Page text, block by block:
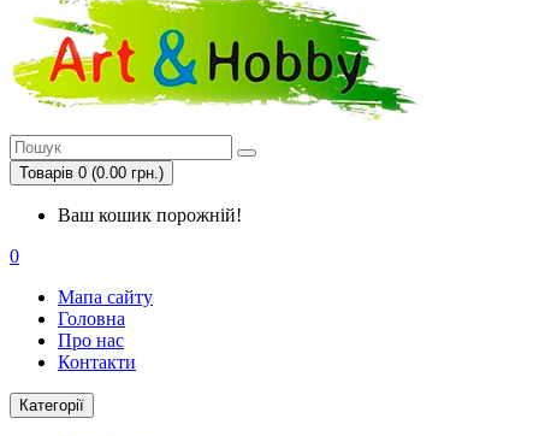
Товарів 0 (0.00 грн.)
Ваш кошик порожній!
0
Мапа сайту
Головна
Про нас
Контакти
Категорії